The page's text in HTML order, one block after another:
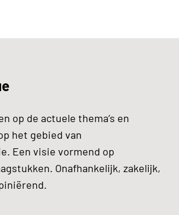
op de actuele thema’s en
het gebied van
Een visie vormend op
Onafhankelijk, zakelijk,